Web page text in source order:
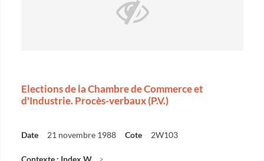
Elections de la Chambre de Commerce et
d'Industrie. Procès-verbaux (P.V.)
Date 21 novembre 1988 Cote 2W103
Contexte : Index W